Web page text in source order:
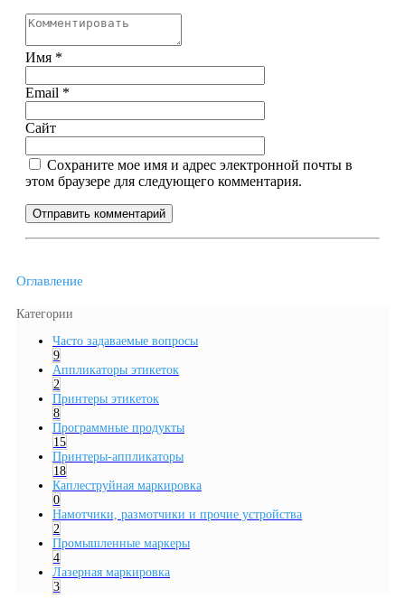
Категории
Часто задаваемые вопросы
9
Аппликаторы этикеток
2
Принтеры этикеток
8
Программные продукты
15
Принтеры-аппликаторы
18
Каплеструйная маркировка
0
Намотчики, размотчики и прочие устройства
2
Промышленные маркеры
4
Лазерная маркировка
3
Имя *
Email *
Сайт
Сохраните мое имя и адрес электронной почты в
этом браузере для следующего комментария.
Отправить комментарий
Оглавление